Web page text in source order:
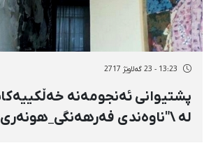
13:23 - 23 گەلاوێژ 2717
پشتیوانی ئەنجومەنە
لە \"ناوەندی